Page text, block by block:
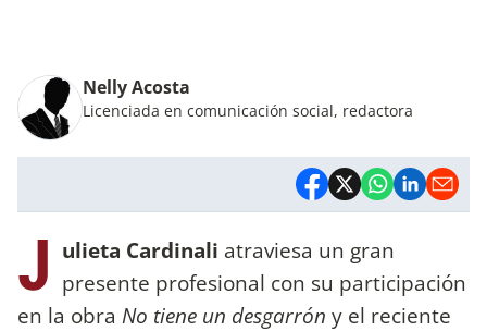
Nelly Acosta
Licenciada en comunicación social, redactora
J ulieta Cardinali atraviesa un gran
presente profesional con su participación
en la obra No tiene un desgarrón y el reciente